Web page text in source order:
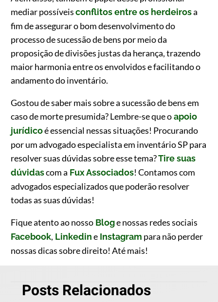
mediar possíveisconflitos entre os herdeirosa
fim de assegurar o bom desenvolvimento do
processo de sucessão de bens por meio da
proposição de divisões justas da herança, trazendo
maior harmonia entre os envolvidos e facilitando o
andamento do inventário.
Gostou de saber mais sobre a sucessão de bens em
caso de morte presumida? Lembre-se que oapoio
jurídicoé essencial nessas situações! Procurando
por um advogado especialista em inventário SP para
resolver suas dúvidas sobre esse tema?Tire suas
dúvidascom a Fux Associados! Contamos com
advogados especializados que poderão resolver
todas as suas dúvidas!
Fique atento ao nosso Bloge nossas redes sociais
Facebook, Linkedine Instagram para não perder
nossas dicas sobre direito! Até mais!
Posts Relacionados